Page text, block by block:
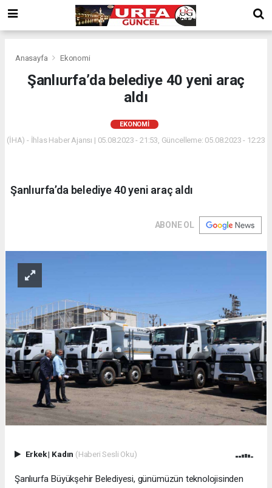
Anasayfa Ekonomi
Şanlıurfa’da belediye 40 yeni araç
aldı
EKONOMI
(İHA) - İhlas Haber Ajansı | 05.08.2023 - 21:53, Güncelleme: 05.08.2023 - 12:23
Şanlıurfa’da belediye 40 yeni araç aldı
ABONE OL
Erkek| Kadın (Haberi Sesli Oku)
Şanlıurfa Büyükşehir Belediyesi, günümüzün teknolojisinden